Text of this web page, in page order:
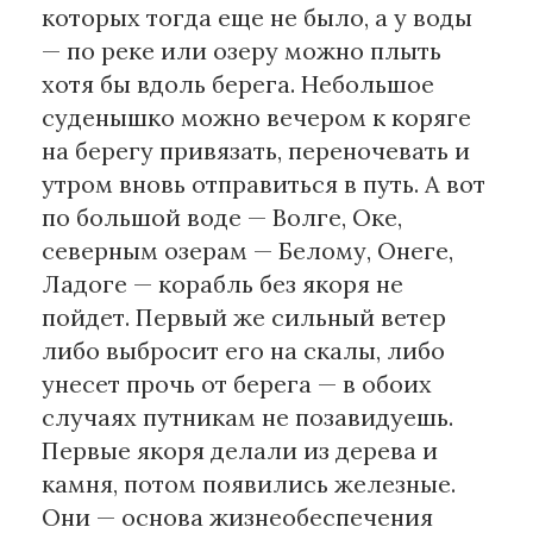
которых тогда еще не было, а у воды
— по реке или озеру можно плыть
хотя бы вдоль берега. Небольшое
суденышко можно вечером к коряге
на берегу привязать, переночевать и
утром вновь отправиться в путь. А вот
по большой воде — Волге, Оке,
северным озерам — Белому, Онеге,
Ладоге — корабль без якоря не
пойдет. Первый же сильный ветер
либо выбросит его на скалы, либо
унесет прочь от берега — в обоих
случаях путникам не позавидуешь.
Первые якоря делали из дерева и
камня, потом появились железные.
Они — основа жизнеобеспечения